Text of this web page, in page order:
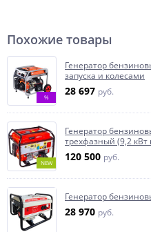
Похожие товары
%
Генератор
запуска и колесами
28 697 руб.
NEW
Генератор
трехфазный (9,2
120 500 руб.
Генератор
28 970 руб.